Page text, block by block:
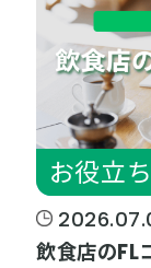
お役立
飲食店のFL